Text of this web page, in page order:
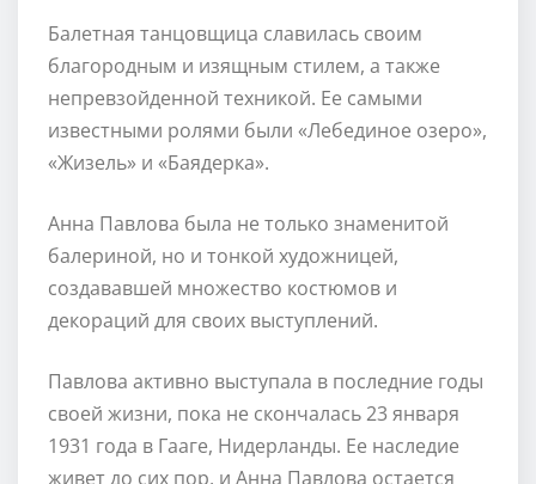
Балетная танцовщица славилась своим
благородным и изящным стилем, а также
непревзойденной техникой. Ее самыми
известными ролями были «Лебединое озеро»,
«Жизель» и «Баядерка».
Анна Павлова была не только знаменитой
балериной, но и тонкой художницей,
создававшей множество костюмов и
декораций для своих выступлений.
Павлова активно выступала в последние годы
своей жизни, пока не скончалась 23 января
1931 года в Гааге, Нидерланды. Ее наследие
живет до сих пор, и Анна Павлова остается